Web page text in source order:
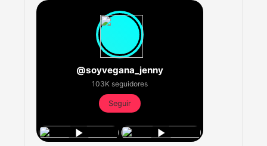
@soyvegana_jenny
103K seguidores
Seguir